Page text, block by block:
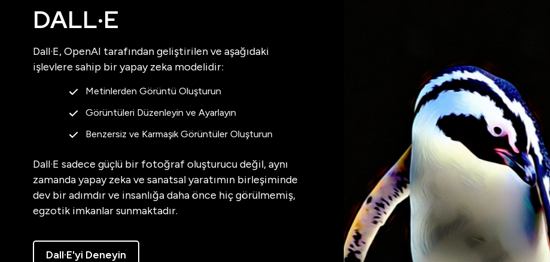
DALL·E
Dall·E, OpenAI tarafından geliştirilen ve aşağıdaki
işlevlere sahip bir yapay zeka modelidir:
Metinlerden Görüntü Oluşturun
Görüntüleri Düzenleyin ve Ayarlayın
Benzersiz ve Karmaşık Görüntüler Oluşturun
Dall·E sadece güçlü bir fotoğraf oluşturucu değil, aynı
zamanda yapay zeka ve sanatsal yaratımın birleşiminde
dev bir adımdır ve insanlığa daha önce hiç görülmemiş,
egzotik imkanlar sunmaktadır.
Dall·E'yi Deneyin